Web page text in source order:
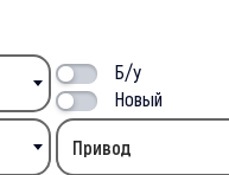
Б/у
Новый
Привод